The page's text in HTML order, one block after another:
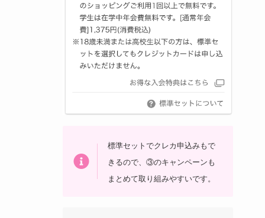
標準セットでクレカ申込みもで
きるので、③のキャンペーンも
まとめて取り組みやすいです。